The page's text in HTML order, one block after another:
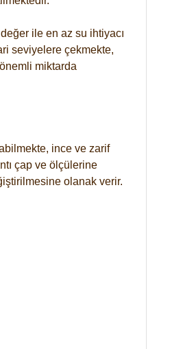
ile en az su ihtiyacı
seviyelere çekmekte,
miktarda
ince ve zarif
çap ve ölçülerine
olanak verir.